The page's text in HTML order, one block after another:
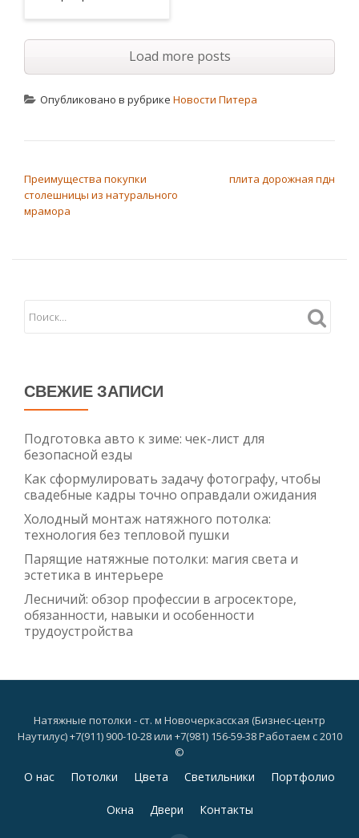
Load more posts
Опубликовано в рубрике Новости Питера
Преимущества покупки
столешницы из натурального
мрамора
плита дорожная пдн
СВЕЖИЕ ЗАПИСИ
Подготовка авто к зиме: чек-лист для
безопасной езды
Как сформулировать задачу фотографу, чтобы
свадебные кадры точно оправдали ожидания
Холодный монтаж натяжного потолка:
технология без тепловой пушки
Парящие натяжные потолки: магия света и
эстетика в интерьере
Лесничий: обзор профессии в агросекторе,
обязанности, навыки и особенности
трудоустройства
Натяжные потолки - ст. м Новочеркасская (Бизнес-центр
Наутилус) +7(911) 900-10-28 или +7(981) 156-59-38 Работаем с 2010
©
Дополнительное
О нас Потолки Цвета Светильники Портфолио
Окна Двери Контакты